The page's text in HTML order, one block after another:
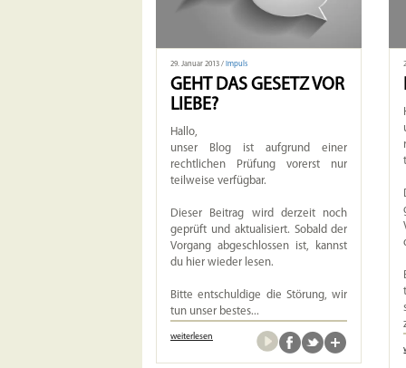
29. Januar 2013 / Impuls
GEHT DAS GESETZ VOR
LIEBE?
Hallo,
unser Blog ist aufgrund einer
rechtlichen Prüfung vorerst nur
teilweise verfügbar.
Dieser Beitrag wird derzeit noch
geprüft und aktualisiert. Sobald der
Vorgang abgeschlossen ist, kannst
du hier wieder lesen.
Bitte entschuldige die Störung, wir
tun unser bestes...
weiterlesen